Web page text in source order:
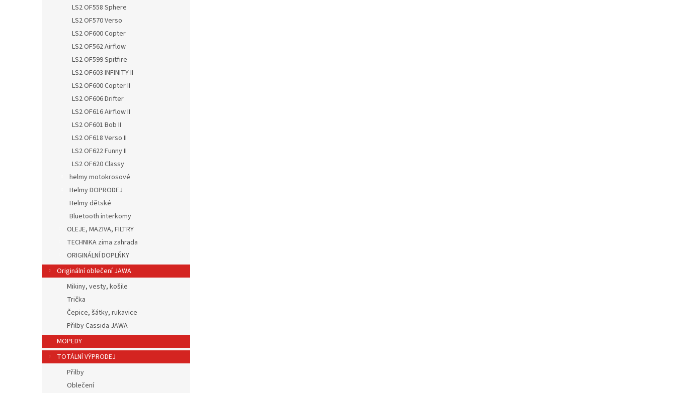
LS2 OF558 Sphere
LS2 OF570 Verso
LS2 OF600 Copter
LS2 OF562 Airflow
LS2 OF599 Spitfire
LS2 OF603 INFINITY II
LS2 OF600 Copter II
LS2 OF606 Drifter
LS2 OF616 Airflow II
LS2 OF601 Bob II
LS2 OF618 Verso II
LS2 OF622 Funny II
LS2 OF620 Classy
helmy motokrosové
Helmy DOPRODEJ
Helmy dětské
Bluetooth interkomy
OLEJE, MAZIVA, FILTRY
TECHNIKA zima zahrada
ORIGINÁLNÍ DOPLŇKY
Originální oblečení JAWA
Mikiny, vesty, košile
Trička
Čepice, šátky, rukavice
Přilby Cassida JAWA
MOPEDY
TOTÁLNÍ VÝPRODEJ
Přilby
Oblečení